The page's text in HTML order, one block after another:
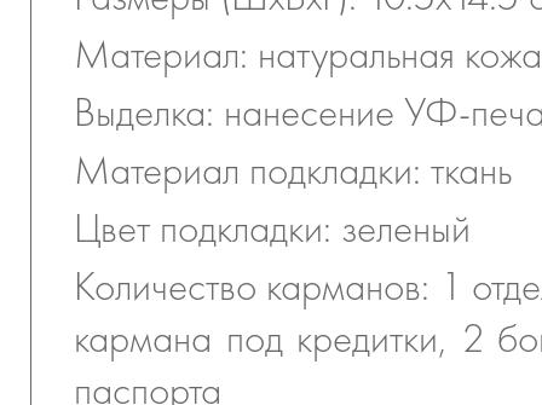
Материал: натуральная кожа
Выделка: нанесение УФ-
Материал подкладки: ткань
Цвет подкладки: зеленый
Количество карманов: 1
кармана под кредитки, 2
паспорта